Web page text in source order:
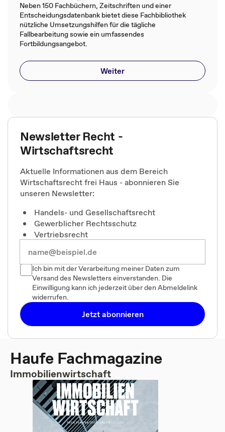
Neben 150 Fachbüchern, Zeitschriften und einer
Entscheidungsdatenbank bietet diese Fachbibliothek
nützliche Umsetzungshilfen für die tägliche
Fallbearbeitung sowie ein umfassendes
Fortbildungsangebot.
Weiter
Newsletter Recht -
Wirtschaftsrecht
Aktuelle Informationen aus dem Bereich
Wirtschaftsrecht frei Haus - abonnieren Sie
unseren Newsletter:
Handels- und Gesellschaftsrecht
Gewerblicher Rechtsschutz
Vertriebsrecht
Ich bin mit der Verarbeitung meiner Daten zum
Versand des Newsletters einverstanden. Die
Einwilligung kann ich jederzeit über den Abmeldelink
widerrufen.
Jetzt abonnieren
Haufe Fachmagazine
Immobilienwirtschaft